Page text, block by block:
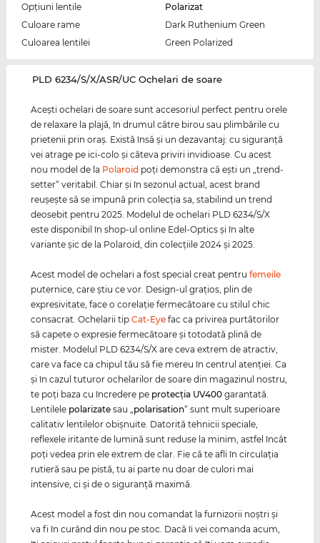
Opțiuni lentile
Polarizat
Culoare rame
Dark Ruthenium Green
Culoarea lentilei
Green Polarized
‌PLD 6234/S/X/ASR/UC Ochelari de soare
Aceşti ochelari de soare sunt accesoriul perfect pentru orele
de relaxare la plajă, în drumul către birou sau plimbările cu
prietenii prin oraş. Există însă şi un dezavantaj: cu siguranţă
vei atrage pe ici-colo şi câteva priviri invidioase. Cu acest
nou model de la Polaroid poţi demonstra că eşti un „trend-
setter“ veritabil. Chiar şi în sezonul actual, acest brand
reuşeşte să se impună prin colecţia sa, stabilind un trend
deosebit pentru 2025. Modelul de ochelari PLD 6234/S/X
este disponibil în shop-ul online Edel-Optics şi în alte
variante şic de la Polaroid, din colecţiile 2024 şi 2025.
Acest model de ochelari a fost special creat pentrufemeile
puternice, care ştiu ce vor. Design-ul graţios, plin de
expresivitate, face o corelaţie fermecătoare cu stilul chic
consacrat. Ochelarii tipCat-Eye fac ca privirea purtătorilor
să capete o expresie fermecătoare şi totodată plină de
mister. Modelul PLD 6234/S/X are ceva extrem de atractiv,
care va face ca chipul tău să fie mereu în centrul atenţiei. Ca
și în cazul tuturor ochelarilor de soare din magazinul nostru,
te poți baza cu încredere pe protecția UV400 garantată.
Lentilele polarizate sau „ polarisation“ sunt mult superioare
calitativ lentilelor obişnuite. Datorită tehnicii speciale,
reflexele iritante de lumină sunt reduse la minim, astfel încât
poţi vedea prin ele extrem de clar. Fie că te afli în circulaţia
rutieră sau pe pistă, tu ai parte nu doar de culori mai
intensive, ci şi de o siguranţă maximă.
Acest model a fost din nou comandat la furnizorii noştri şi
va fi în curând din nou pe stoc. Dacă îi vei comanda acum,